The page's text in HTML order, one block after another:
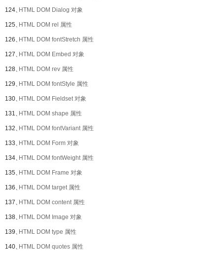
124、HTML DOM Dialog 对象
125、HTML DOM rel 属性
126、HTML DOM fontStretch 属性
127、HTML DOM Embed 对象
128、HTML DOM rev 属性
129、HTML DOM fontStyle 属性
130、HTML DOM Fieldset 对象
131、HTML DOM shape 属性
132、HTML DOM fontVariant 属性
133、HTML DOM Form 对象
134、HTML DOM fontWeight 属性
135、HTML DOM Frame 对象
136、HTML DOM target 属性
137、HTML DOM content 属性
138、HTML DOM Image 对象
139、HTML DOM type 属性
140、HTML DOM quotes 属性